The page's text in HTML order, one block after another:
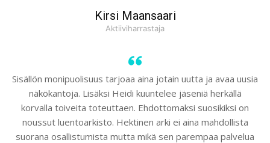
Kirsi Maansaari
Aktiiviharrastaja
Sisällön monipuolisuus tarjoaa aina jotain uutta ja avaa uusia
näkökantoja. Lisäksi Heidi kuuntelee jäseniä herkällä
korvalla toiveita toteuttaen. Ehdottomaksi suosikiksi on
noussut luentoarkisto. Hektinen arki ei aina mahdollista
suorana osallistumista mutta mikä sen parempaa palvelua